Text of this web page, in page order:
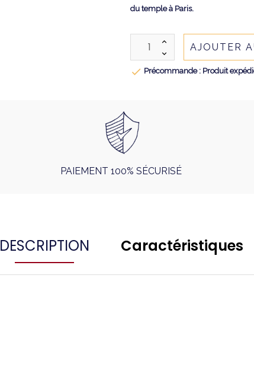
du temple à Paris.
AJOUTER
 Précommande : Produit
PAIEMENT 100% SÉCURISÉ
DESCRIPTION Caractéristiques